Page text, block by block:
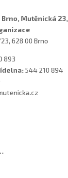
Mutěnická 23,
628 00 Brno
893
544 210 894